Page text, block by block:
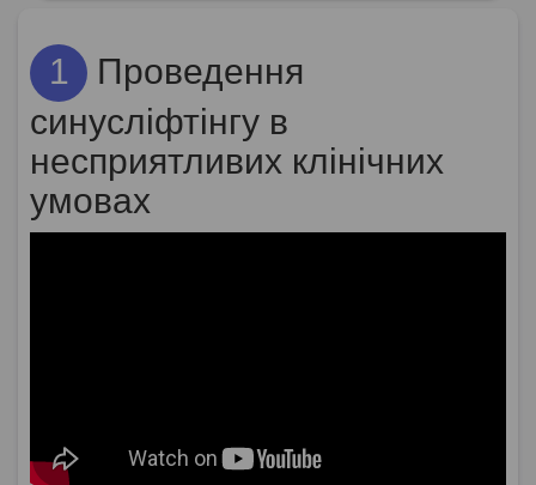
1
Проведення
синусліфтінгу в
несприятливих клінічних
умовах